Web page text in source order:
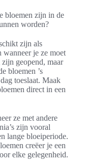
bloemen zijn in de
worden?
zijn als
wanneer je ze moet
geopend, maar
bloemen ’s
toeslaat. Maak
direct in een
ze met andere
zijn vooral
lange bloeiperiode.
creëer je een
elke gelegenheid.